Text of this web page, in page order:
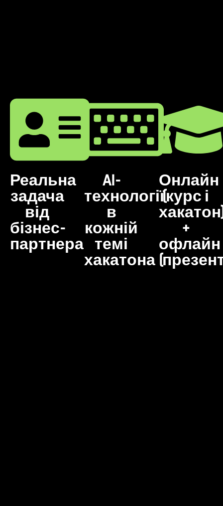
Реальна
задача
від
бізнес-
партнера
AI-
технології
в
кожній
темі
хакатона
Онлайн
(курс і
+
офлайн